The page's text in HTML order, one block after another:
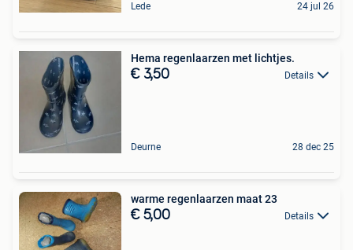
Lede 24 jul 26
Hema regenlaarzen met lichtjes.
€ 3,50 Details
Deurne 28 dec 25
warme regenlaarzen maat 23
€ 5,00 Details